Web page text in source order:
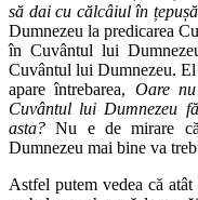
să dai cu călcâiul în
Dumnezeu la predicarea
în Cuvântul lui
Cuvântul lui Dumnezeu. El
apare întrebarea, Oare
Cuvântul lui Dumnezeu
asta? Nu e de mirare
Dumnezeu mai bine va
Astfel putem vedea că